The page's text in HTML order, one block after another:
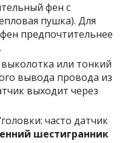
фен с
пушка). Для
предпочтительнее
или тонкий
вывода провода из
выходит через
часто датчик
шестигранник